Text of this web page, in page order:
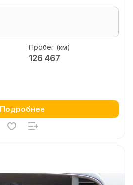
Пробег (км)
126 467
Подробнее